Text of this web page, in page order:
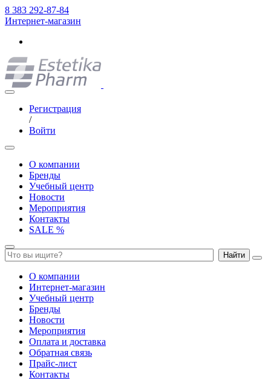
8 383 292-87-84
Интернет-магазин
Регистрация
/
Войти
О компании
Бренды
Учебный центр
Новости
Мероприятия
Контакты
SALE %
Найти
О компании
Интернет-магазин
Учебный центр
Бренды
Новости
Мероприятия
Оплата и доставка
Обратная связь
Прайс-лист
Контакты